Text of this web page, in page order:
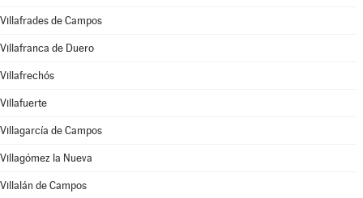
Villafrades de Campos
Villafranca de Duero
Villafrechós
Villafuerte
Villagarcía de Campos
Villagómez la Nueva
Villalán de Campos